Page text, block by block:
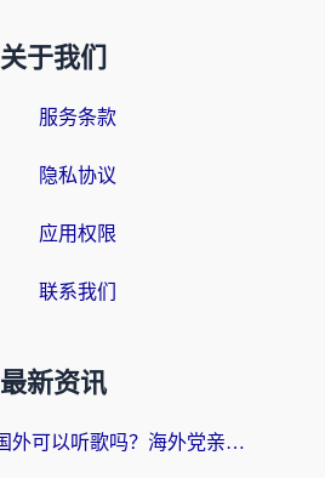
关于我们
服务条款
隐私协议
应用权限
联系我们
最新资讯
酷狗会员在国外可以听歌吗？海外党亲测有效：3步解决音乐权限难题